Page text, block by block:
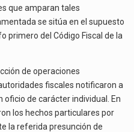
que amparan tales
se sitúa en el supuesto
primero del Código Fiscal de la
de operaciones
fiscales notificaron a
de carácter individual. En
los hechos particulares por
la referida presunción de